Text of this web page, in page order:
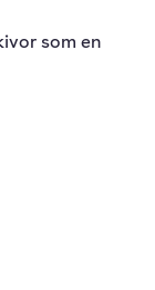
som en